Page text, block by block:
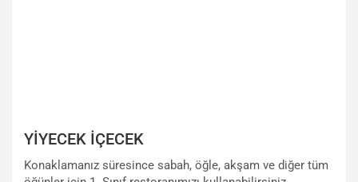
YİYECEK İÇECEK
Konaklamanız süresince sabah, öğle, akşam ve diğer tüm